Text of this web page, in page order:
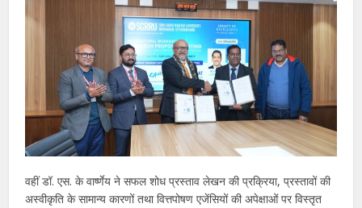
वहीं डॉ. एस. के वार्ष्णेय ने सफल शोध प्रस्ताव लेखन की प्रक्रिया, प्रस्तावों की
अस्वीकृति के सामान्य कारणों तथा वित्तपोषण एजेंसियों की अपेक्षाओं पर विस्तृत